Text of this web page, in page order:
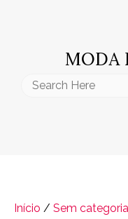
MODA
Search
Início / Sem categoria